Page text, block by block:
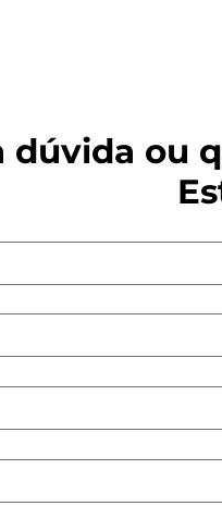
dúvida ou